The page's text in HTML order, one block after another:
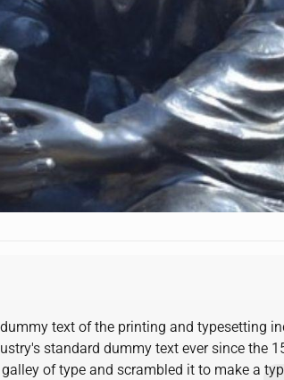
text of the printing and typesetting
standard dummy text ever since the
of type and scrambled it to make a